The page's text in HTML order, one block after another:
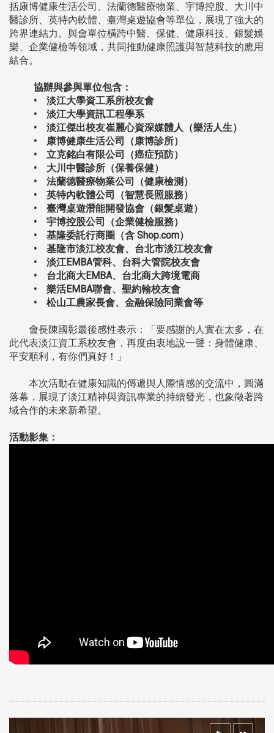
括康博健康生活公司、法蘭德醫療物業、宇博控股、大川中
醫診所、英特內軟體、臺灣桌遊協會等單位，展現了強大的
跨界連結力。與會單位橫跨中醫、保健、健康科技、銀髮娛
樂、企業健檢等領域，共同推動健康照護與智慧科技的應用
結合。
協辦與參與單位包含：
• 淡江大學資工系所校友會
• 淡江大學資訊工程學系
• 淡江傑出校友崔麗心資深媒體人（樂活人生）
• 康博健康生活公司（康博診所）
• 立克銘白有限公司（癌症預防）
• 大川中醫診所（保養保健）
• 法蘭德醫療物業公司（健康檢測）
• 英特內軟體公司（智慧長照服務）
• 臺灣桌遊潛能開發協會（銀髮桌遊）
• 宇博控股公司（企業健檢服務）
• 基隆委託行商圈（含 Shop.com）
• 基隆市淡江校友會、台北市淡江校友會
• 淡江EMBA管科、台科大管院校友會
• 台北商大EMBA、台北商大跨境電商
• 樂活EMBA聯會、聖約翰校友會
• 松山工農家長會、金融保險同業會等
會長陳國彰最後感性表示：「要感謝的人實在太多，在
此代表淡江資工系校友會，再度由衷地說一聲：身體健康、
平安順利，有你們真好！」
本次活動在健康知識的傳遞與人際情感的交流中，圓滿
落幕，展現了淡江精神與資訊專業的持續發光，也象徵著跨
域合作的未來新希望。
活動影集：